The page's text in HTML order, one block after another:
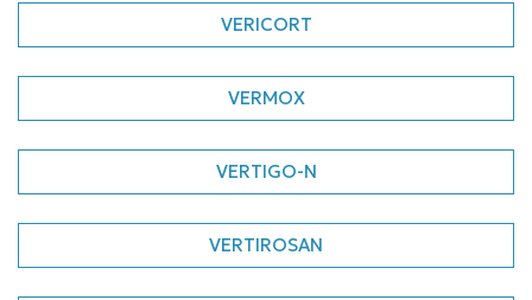
VERICORT
VERMOX
VERTIGO-N
VERTIROSAN